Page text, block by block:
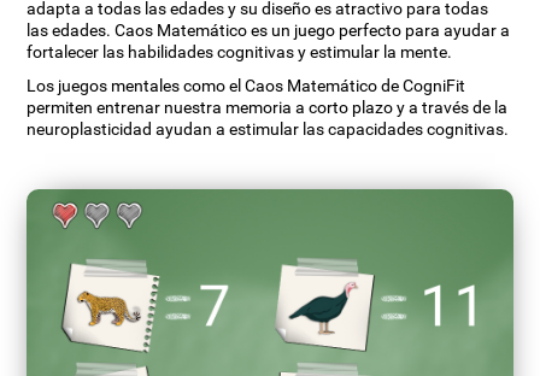
adapta a todas las edades y su diseño es atractivo para todas
las edades. Caos Matemático es un juego perfecto para ayudar a
fortalecer las habilidades cognitivas y estimular la mente.
Los juegos mentales como el Caos Matemático de CogniFit
permiten entrenar nuestra memoria a corto plazo y a través de la
neuroplasticidad ayudan a estimular las capacidades cognitivas.